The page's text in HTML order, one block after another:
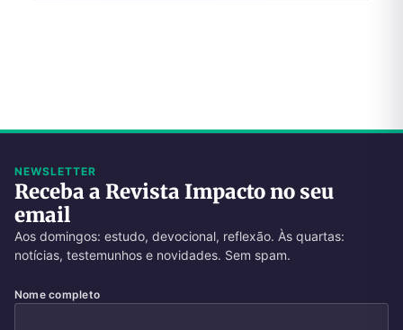
NEWSLETTER
Receba a Revista Impacto no seu
email
Aos domingos: estudo, devocional, reflexão. Às quartas:
notícias, testemunhos e novidades. Sem spam.
Nome completo